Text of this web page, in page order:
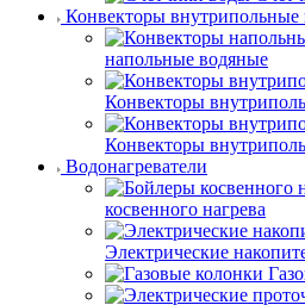
Конвекторы внутрипольные
напольные водяные
Конвекторы
Конвекторы
Водонагреватели
косвенного нагрева
Электрические